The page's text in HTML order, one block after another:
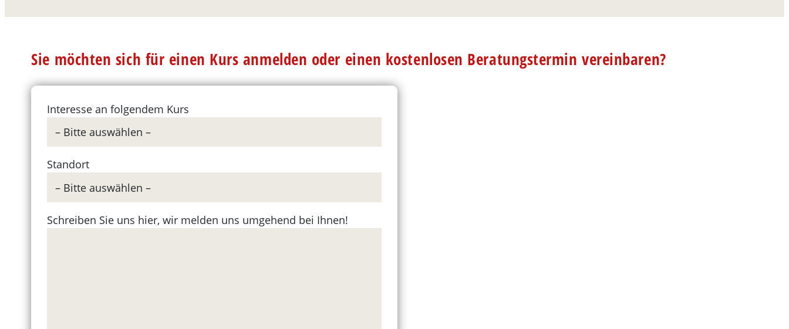
Sie möchten sich für einen Kurs anmelden oder einen kostenlosen Beratungstermin vereinbaren?
Interesse an folgendem Kurs
Standort
Schreiben Sie uns hier, wir melden uns umgehend bei Ihnen!